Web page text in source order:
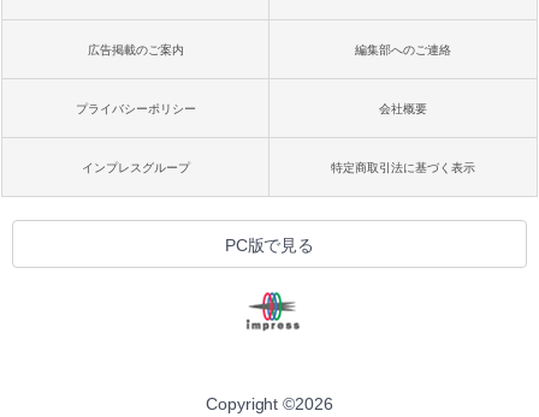
広告掲載のご案内 編集部へのご連絡
プライバシーポリシー 会社概要
インプレスグループ 特定商取引法に基づく表示
PC版で見る
Copyright ©2026